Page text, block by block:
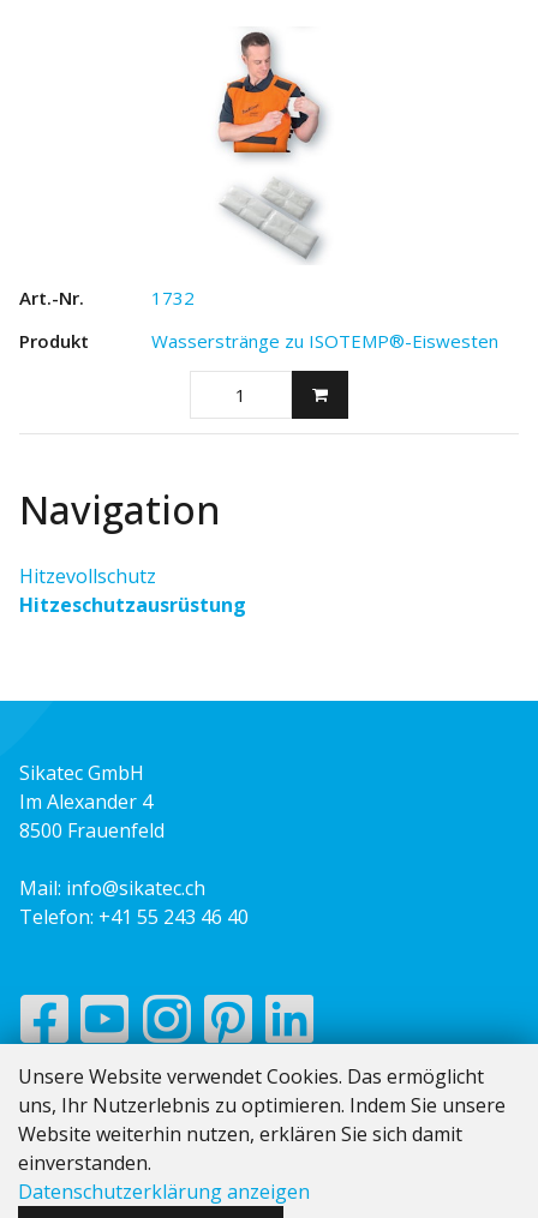
Navigation
Hitzevollschutz
Hitzeschutzausrüstung
1732
Wasserstränge zu ISOTEMP®-Eiswesten
Sikatec GmbH
Im Alexander 4
8500 Frauenfeld
Mail: info@sikatec.ch
Telefon: +41 55 243 46 40
Impressum
AGB
Datenschutz
Unsere Website verwendet Cookies. Das ermöglicht
uns, Ihr Nutzerlebnis zu optimieren. Indem Sie unsere
Website weiterhin nutzen, erklären Sie sich damit
einverstanden.
Datenschutzerklärung anzeigen